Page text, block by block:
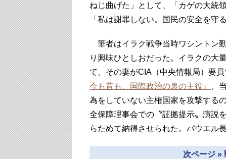
ねじ曲げた」として、「カゲの大統
「私は謝罪しない。国民の安全を守
筆者はイラク戦争当時ワシントン
り興味ひとしおだった。イラクの大
て、その妻がCIA（中央情報局）要
今も昔も、国際政治の裏の主役』
、
為をしていない主権国家を攻撃する
全保障理事会での〝証拠提示〟演説
らためて納得させられた。パウエル
次ページ »